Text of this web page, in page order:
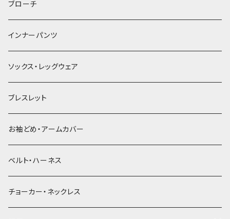
ヘアゴム
簪
ブローチ
インナーパンツ
ソックス・レッグウェア
ブレスレット
お袖どめ・アームカバー
ベルト・ハーネス
チョーカー・ネックレス